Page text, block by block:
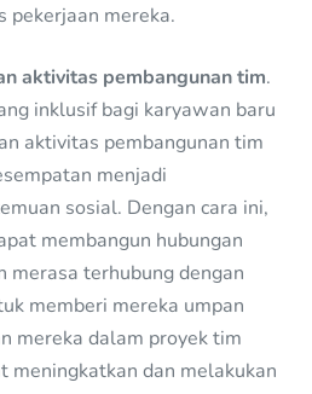
pekerjaan mereka.
aktivitas pembangunan tim.
inklusif bagi karyawan baru
aktivitas pembangunan tim
menjadi
sosial. Dengan cara ini,
membangun hubungan
merasa terhubung dengan
memberi mereka umpan
mereka dalam proyek tim
meningkatkan dan melakukan